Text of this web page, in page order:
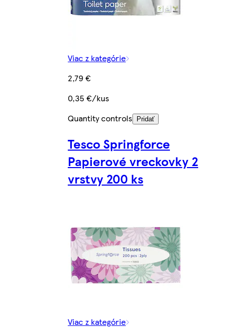
Viac z kategórie
2,79 €
0,35 €/kus
Quantity controls
Pridať
Tesco Springforce
Papierové vreckovky 2
vrstvy 200 ks
Viac z kategórie